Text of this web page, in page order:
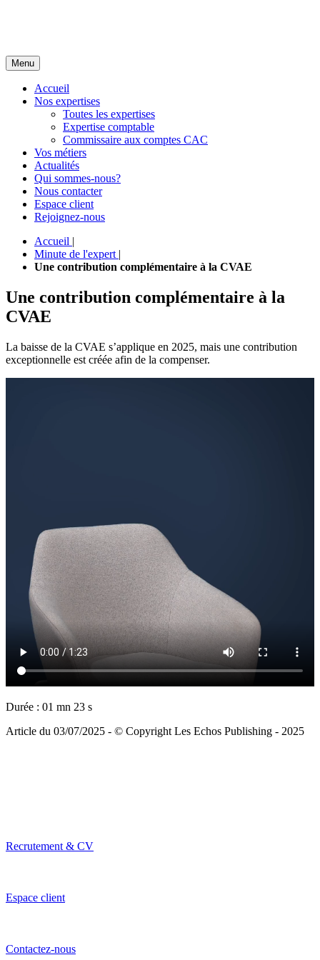
Menu
Accueil
Nos expertises
Toutes les expertises
Expertise comptable
Commissaire aux comptes CAC
Vos métiers
Actualités
Qui sommes-nous?
Nous contacter
Espace client
Rejoignez-nous
Accueil |
Minute de l'expert |
Une contribution complémentaire à la CVAE
Une contribution complémentaire à la
CVAE
La baisse de la CVAE s’applique en 2025, mais une contribution
exceptionnelle est créée afin de la compenser.
Durée : 01 mn 23 s
Article du 03/07/2025 - © Copyright Les Echos Publishing - 2025
Recrutement & CV
Espace client
Contactez-nous